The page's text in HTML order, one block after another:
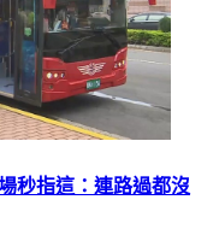
秒指這：連路過都沒